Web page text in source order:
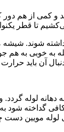
کمی از هم دور
تا قطر
شوند. شیشه
به خوبی به هم
آن باید
دهانه لوله
حد کافی
لوله مویین